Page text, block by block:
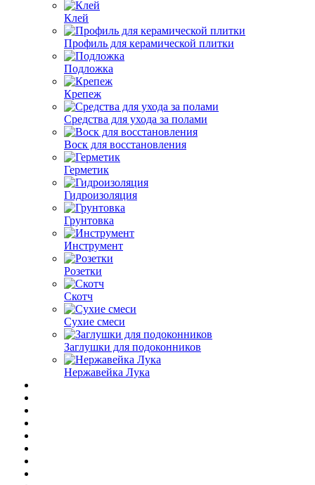
Клей
Профиль для керамической плитки
Подложка
Крепеж
Средства для ухода за полами
Воск для восстановления
Герметик
Гидроизоляция
Грунтовка
Инструмент
Розетки
Скотч
Сухие смеси
Заглушки для подоконников
Нержавейка Лука